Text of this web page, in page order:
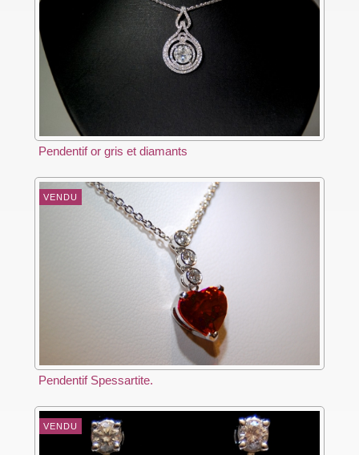
Pendentif or gris et diamants
VENDU
Pendentif Spessartite.
VENDU